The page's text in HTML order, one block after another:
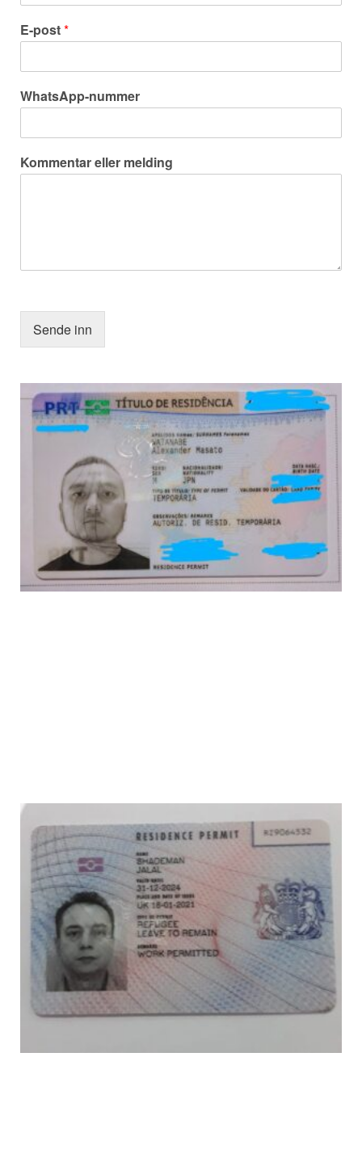
E-post*
WhatsApp-nummer
Kommentar eller melding
Sende inn